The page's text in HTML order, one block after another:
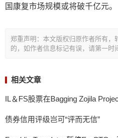
国康复市场规模或将破千亿元。
郑重声明：本文版权归原作者所有，
的，如作者信息标记有误，请第一时
相关文章
IL＆FS股票在Bagging Zojila
债券信用评级岂可“评而无信”